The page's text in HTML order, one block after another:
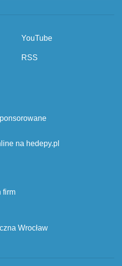
YouTube
RSS
na hedepy.pl
firm
Wrocław